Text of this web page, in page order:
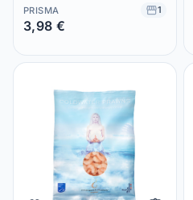
PRISMA 1
3,98 €